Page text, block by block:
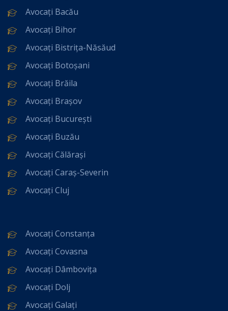
Avocați Bacău
Avocați Bihor
Avocați Bistrița-Năsăud
Avocați Botoșani
Avocați Brăila
Avocați Brașov
Avocați București
Avocați Buzău
Avocați Călărași
Avocați Caraș-Severin
Avocați Cluj
Avocați Constanța
Avocați Covasna
Avocați Dâmbovița
Avocați Dolj
Avocați Galați